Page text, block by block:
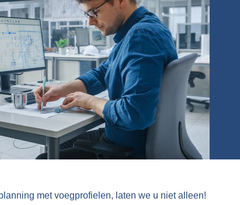
met voegprofielen, laten we u niet alleen!